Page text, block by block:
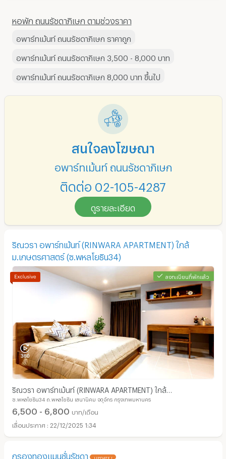
หอพัก ถนนรัชดาภิเษก ตามช่วงราคา
อพาร์ทเม้นท์ ถนนรัชดาภิเษก ราคาถูก
อพาร์ทเม้นท์ ถนนรัชดาภิเษก 3,500 - 8,000 บาท
อพาร์ทเม้นท์ ถนนรัชดาภิเษก 8,000 บาท ขึ้นไป
สนใจลงโฆษณา
อพาร์ทเม้นท์ ถนนรัชดาภิเษก
ติดต่อ 02-105-4287
ดูรายละเอียด
ริณวรา อพาร์ทเม้นท์ (RINWARA APARTMENT) ใกล้
ม.เกษตรศาสตร์ (ซ.พหลโยธิน34)
ลงทะเบียนที่พักแล้ว
ริณวรา อพาร์ทเม้นท์ (RINWARA APARTMENT) ใกล้
ม.เกษตรศาสตร์ (ซ.พหลโยธิน34)
ซ.พหลโยธิน34 ถ.พหลโยธิน เสนานิคม จตุจักร กรุงเทพมหานคร
6,500 - 6,800 บาท/เดือน
22/12/2025 1:34
กรองทองแมนชั่นรัชดา UPDATE !